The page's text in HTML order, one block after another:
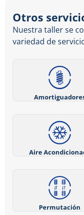
Otros
Nuestra taller se
variedad de
Aire
Permutación